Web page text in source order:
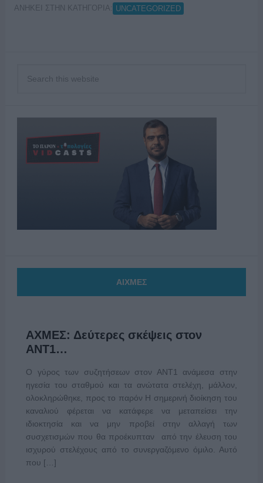
ΑΝΗΚΕΙ ΣΤΗΝ ΚΑΤΗΓΟΡΙΑ: UNCATEGORIZED
ΑΙΧΜΕΣ
ΑΧΜΕΣ: Δεύτερες σκέψεις στον
ΑΝΤ1…
Ο γύρος των συζητήσεων στον ΑΝΤ1 ανάμεσα στην
ηγεσία του σταθμού και τα ανώτατα στελέχη, μάλλον,
ολοκληρώθηκε, προς το παρόν Η σημερινή διοίκηση του
καναλιού φέρεται να κατάφερε να μεταπείσει την
ιδιοκτησία και να μην προβεί στην αλλαγή των
συσχετισμών που θα προέκυπταν από την έλευση του
ισχυρού στελέχους από το συνεργαζόμενο όμιλο. Αυτό
που […]